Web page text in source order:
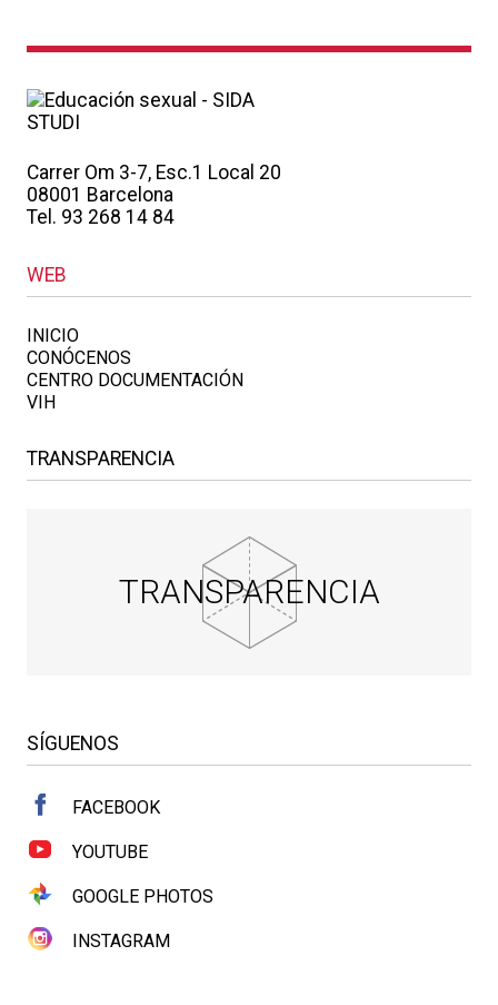
Carrer Om 3-7, Esc.1 Local 20
08001 Barcelona
Tel. 93 268 14 84
WEB
INICIO
CONÓCENOS
CENTRO DOCUMENTACIÓN
VIH
TRANSPARENCIA
TRANSPARENCIA
SÍGUENOS
FACEBOOK
YOUTUBE
GOOGLE PHOTOS
INSTAGRAM